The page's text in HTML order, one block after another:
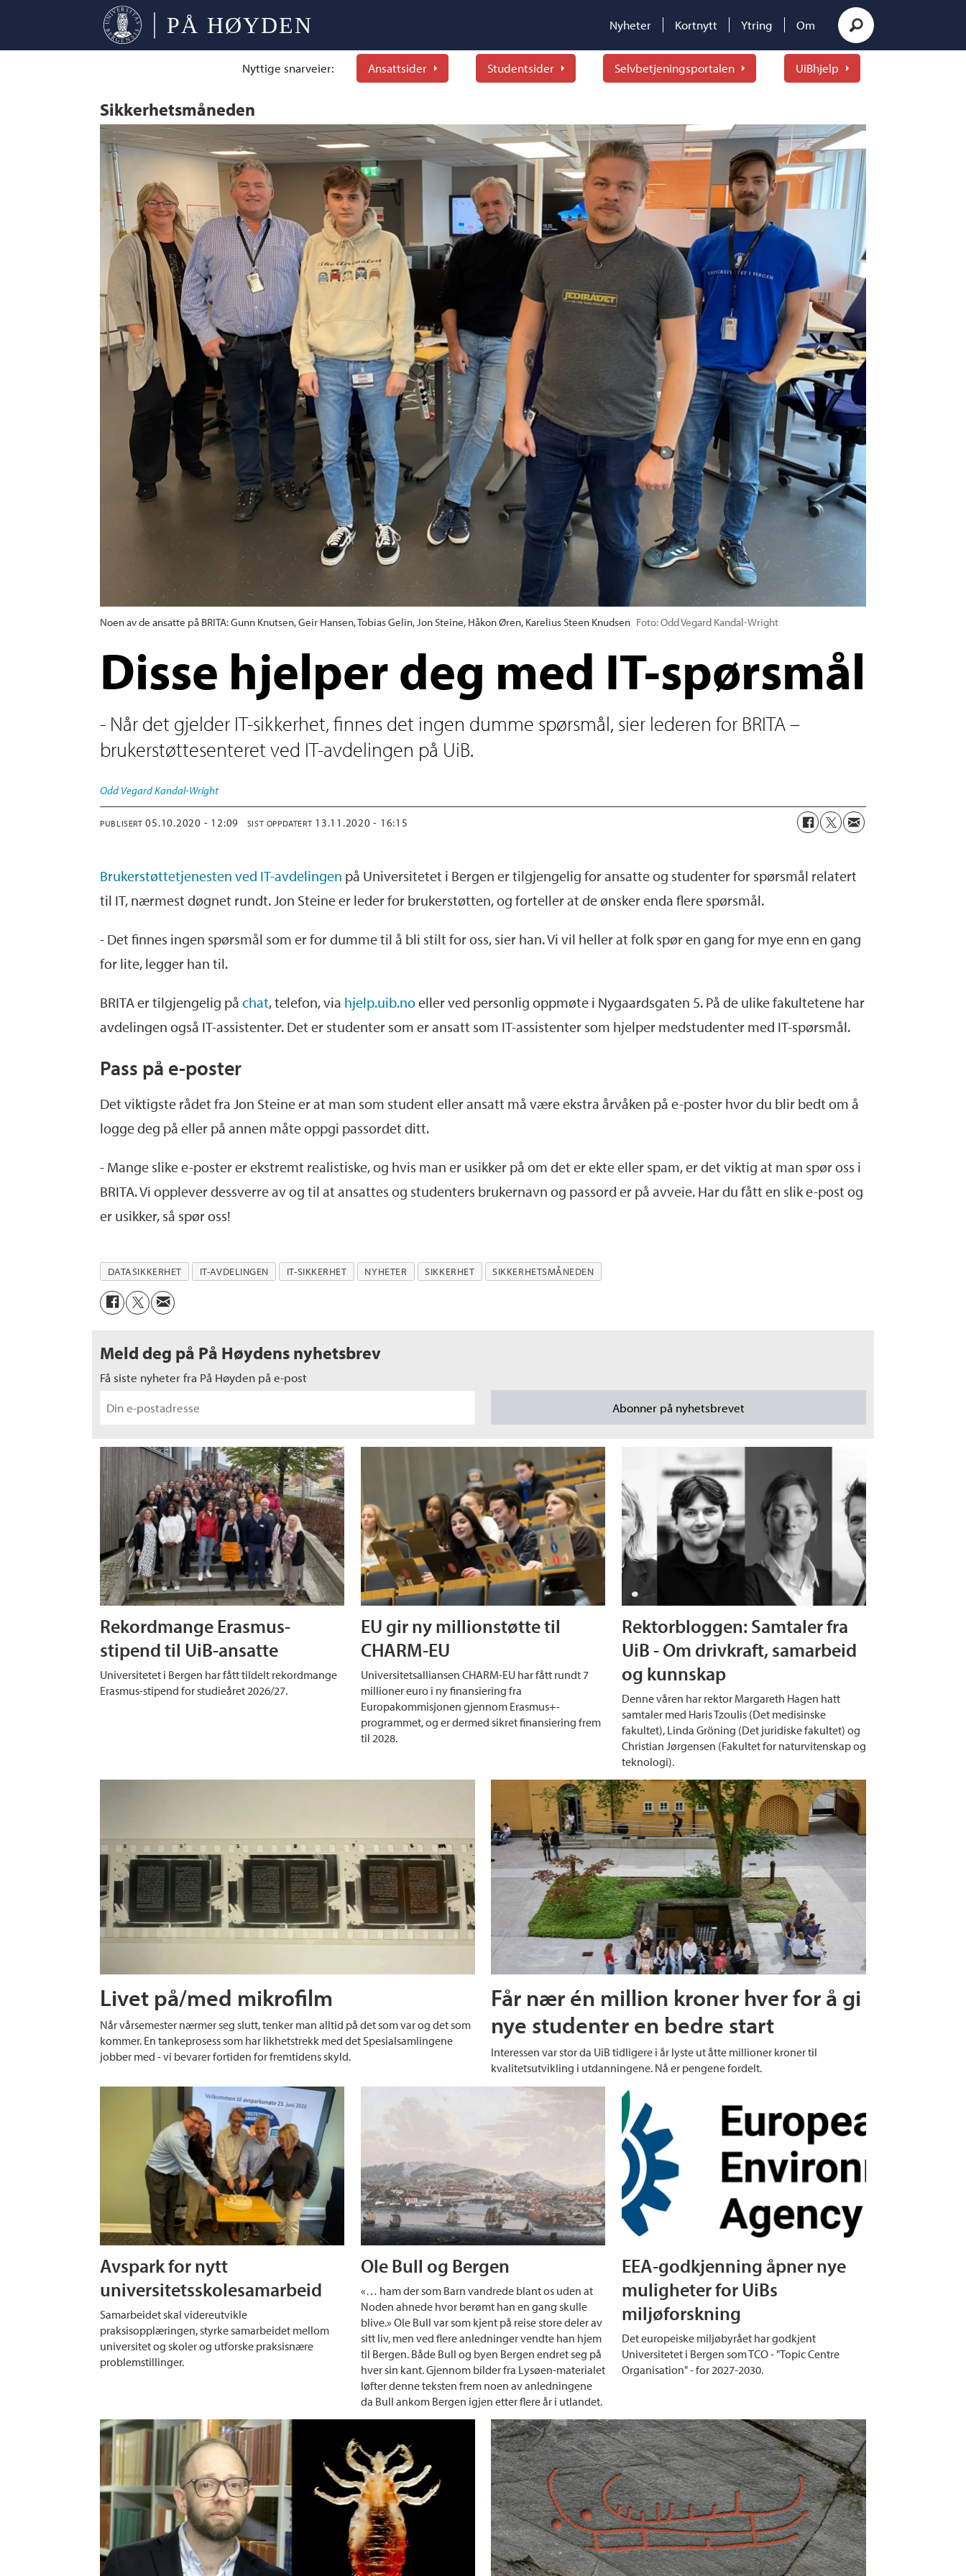
Nyheter Kortnytt Ytring Om
Nyttige snarveier: Ansattsider Studentsider Selvbetjeningsportalen UiBhjelp
Sikkerhetsmåneden
Noen av de ansatte på BRITA: Gunn Knutsen, Geir Hansen, Tobias Gelin, Jon Steine, Håkon Øren, Karelius Steen Knudsen Foto: Odd Vegard Kandal-Wright
Disse hjelper deg med IT-spørsmål
- Når det gjelder IT-sikkerhet, finnes det ingen dumme spørsmål, sier lederen for BRITA –
brukerstøttesenteret ved IT-avdelingen på UiB.
Odd VegardKandal-Wright
PUBLISERT 05.10.2020 - 12:09 SIST OPPDATERT 13.11.2020 - 16:15
Brukerstøttetjenesten ved IT-avdelingen på Universitetet i Bergen er tilgjengelig for ansatte og studenter for spørsmål relatert
til IT, nærmest døgnet rundt. Jon Steine er leder for brukerstøtten, og forteller at de ønsker enda flere spørsmål.
- Det finnes ingen spørsmål som er for dumme til å bli stilt for oss, sier han. Vi vil heller at folk spør en gang for mye enn en gang
for lite, legger han til.
BRITA er tilgjengelig påchat, telefon, via hjelp.uib.noeller ved personlig oppmøte i Nygaardsgaten 5. På de ulike fakultetene har
avdelingen også IT-assistenter. Det er studenter som er ansatt som IT-assistenter som hjelper medstudenter med IT-spørsmål.
Pass på e-poster
Det viktigste rådet fra Jon Steine er at man som student eller ansatt må være ekstra årvåken på e-poster hvor du blir bedt om å
logge deg på eller på annen måte oppgi passordet ditt.
- Mange slike e-poster er ekstremt realistiske, og hvis man er usikker på om det er ekte eller spam, er det viktig at man spør oss i
BRITA. Vi opplever dessverre av og til at ansattes og studenters brukernavn og passord er på avveie. Har du fått en slik e-post og
er usikker, så spør oss!
DATASIKKERHET IT-AVDELINGEN IT-SIKKERHET NYHETER SIKKERHET SIKKERHETSMÅNEDEN
Meld deg på På Høydens nyhetsbrev
Få siste nyheter fra På Høyden på e-post
Rekordmange Erasmus-
stipend til UiB-ansatte
Universitetet i Bergen har fått tildelt rekordmange
Erasmus-stipend for studieåret 2026/27.
EU gir ny millionstøtte til
CHARM-EU
Universitetsalliansen CHARM-EU har fått rundt 7
millioner euro i ny finansiering fra
Europakommisjonen gjennom Erasmus+-
programmet, og er dermed sikret finansiering frem
til 2028.
Rektorbloggen: Samtaler fra
UiB - Om drivkraft, samarbeid
og kunnskap
Denne våren har rektor Margareth Hagen hatt
samtaler med Haris Tzoulis (Det medisinske
fakultet), Linda Gröning (Det juridiske fakultet) og
Christian Jørgensen (Fakultet for naturvitenskap og
teknologi).
Livet på/med mikrofilm
Når vårsemester nærmer seg slutt, tenker man alltid på det som var og det som
kommer. En tankeprosess som har likhetstrekk med det Spesialsamlingene
jobber med - vi bevarer fortiden for fremtidens skyld.
Får nær én million kroner hver for å gi
nye studenter en bedre start
Interessen var stor da UiB tidligere i år lyste ut åtte millioner kroner til
kvalitetsutvikling i utdanningene. Nå er pengene fordelt.
Avspark for nytt
universitetsskolesamarbeid
Samarbeidet skal videreutvikle
praksisopplæringen, styrke samarbeidet mellom
universitet og skoler og utforske praksisnære
problemstillinger.
Ole Bull og Bergen
«… ham der som Barn vandrede blant os uden at
Noden ahnede hvor berømt han en gang skulle
blive.» Ole Bull var som kjent på reise store deler av
sitt liv, men ved flere anledninger vendte han hjem
til Bergen. Både Bull og byen Bergen endret seg på
hver sin kant. Gjennom bilder fra Lysøen-materialet
løfter denne teksten frem noen av anledningene
da Bull ankom Bergen igjen etter flere år i utlandet.
EEA-godkjenning åpner nye
muligheter for UiBs
miljøforskning
Det europeiske miljøbyrået har godkjent
Universitetet i Bergen som TCO - "Topic Centre
Organisation" - for 2027-2030.